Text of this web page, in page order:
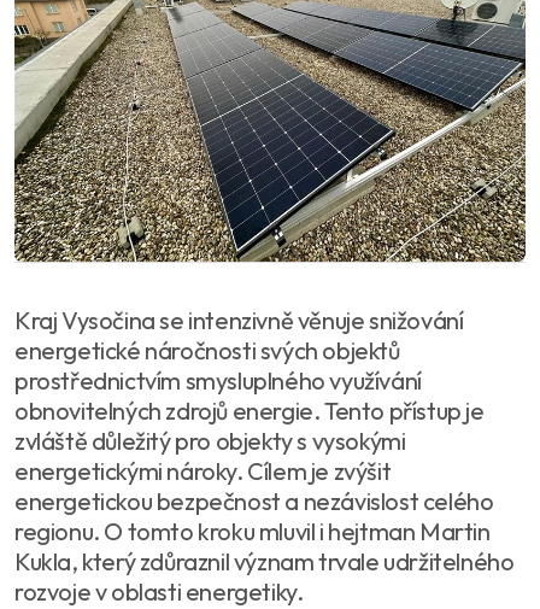
Kraj Vysočina se intenzivně věnuje snižování
energetické náročnosti svých objektů
prostřednictvím smysluplného využívání
obnovitelných zdrojů energie. Tento přístup je
zvláště důležitý pro objekty s vysokými
energetickými nároky. Cílem je zvýšit
energetickou bezpečnost a nezávislost celého
regionu. O tomto kroku mluvil i hejtman Martin
Kukla, který zdůraznil význam trvale udržitelného
rozvoje v oblasti energetiky.